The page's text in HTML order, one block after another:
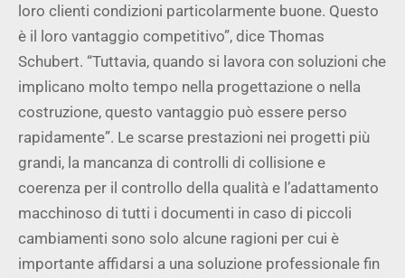
loro clienti condizioni particolarmente buone. Questo
è il loro vantaggio competitivo”, dice Thomas
Schubert. “Tuttavia, quando si lavora con soluzioni che
implicano molto tempo nella progettazione o nella
costruzione, questo vantaggio può essere perso
rapidamente”. Le scarse prestazioni nei progetti più
grandi, la mancanza di controlli di collisione e
coerenza per il controllo della qualità e l’adattamento
macchinoso di tutti i documenti in caso di piccoli
cambiamenti sono solo alcune ragioni per cui è
importante affidarsi a una soluzione professionale fin